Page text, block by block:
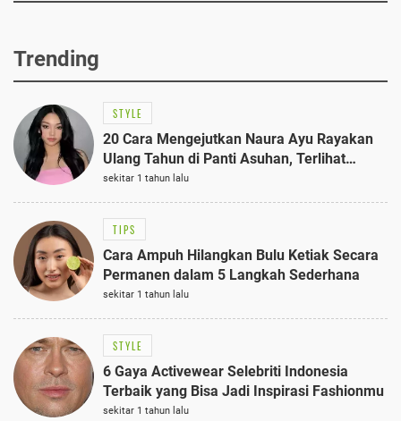
Trending
STYLE
20 Cara Mengejutkan Naura Ayu Rayakan
Ulang Tahun di Panti Asuhan, Terlihat
Anggun dengan Kaftan Cokelat
sekitar 1 tahun lalu
TIPS
Cara Ampuh Hilangkan Bulu Ketiak Secara
Permanen dalam 5 Langkah Sederhana
sekitar 1 tahun lalu
STYLE
6 Gaya Activewear Selebriti Indonesia
Terbaik yang Bisa Jadi Inspirasi Fashionmu
sekitar 1 tahun lalu